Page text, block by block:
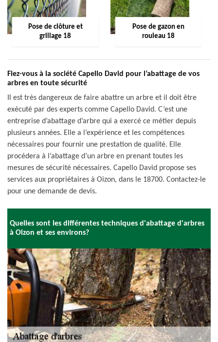
Pose de clôture et
grillage 18
Pose de gazon en
rouleau 18
Fiez-vous à la société Capello David pour l’abattage de vos
arbres en toute sécurité
Il est très dangereux de faire abattre un arbre et il doit être
exécuté par des experts comme Capello David. C’est une
entreprise d’abattage d’arbre qui a exercé ce métier depuis
plusieurs années. Elle a l’expérience et les compétences
nécessaires pour fournir une prestation de qualité. Elle
procédera à l’abattage d’un arbre en prenant toutes les
mesures de sécurité nécessaires. Capello David propose ses
services aux propriétaires à Oizon, dans le 18700. Contactez-le
pour une demande de devis.
Quelles sont les différentes techniques d'abattage d'arbres
à Oizon et ses environs?